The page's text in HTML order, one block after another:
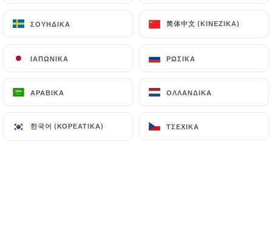
ΜΕΝΟΎ EL
ΣΟΥΗΔΙΚΆ 简体中文 (ΚΙΝΈΖΙΚΑ)
ΙΑΠΩΝΙΚΆ ΡΩΣΙΚΆ
ΑΡΑΒΙΚΆ ΟΛΛΑΝΔΙΚΆ
한국어 (ΚΟΡΕΆΤΙΚΑ) ΤΣΈΧΙΚΑ
Τύπος
ΣΟΥΗΔΙΚΆ 简体中文 (ΚΙΝΈΖΙΚΑ)
ΙΑΠΩΝΙΚΆ ΡΩΣΙΚΆ
ΑΡΑΒΙΚΆ ΟΛΛΑΝΔΙΚΆ
한국어 (ΚΟΡΕΆΤΙΚΑ) ΤΣΈΧΙΚΑ